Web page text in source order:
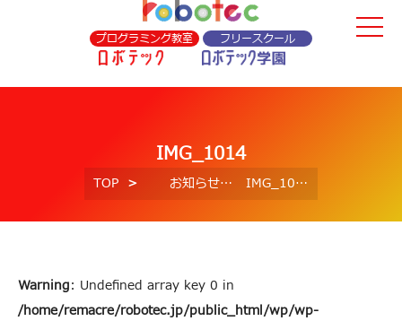
プログラミング教室 フリースクール
IMG_1014
TOP お知らせ IMG_1014
Warning: Undefined array key 0 in
/home/remacre/robotec.jp/public_html/wp/wp-